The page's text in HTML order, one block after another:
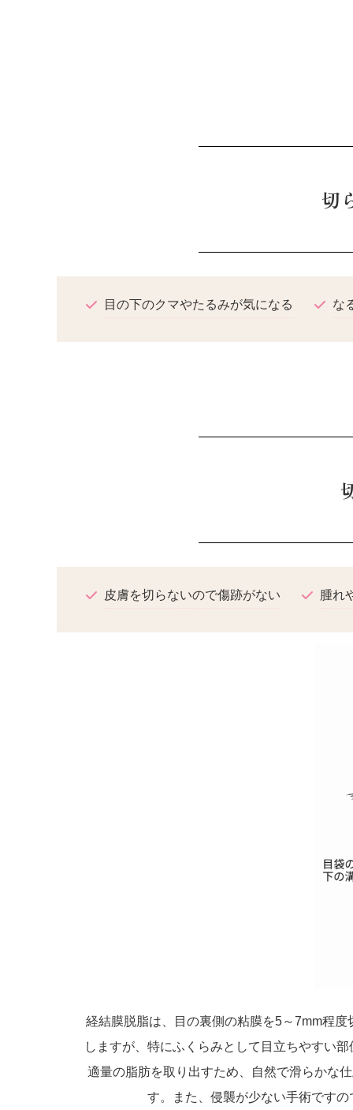
切
目の下のクマやたるみが気になる な
皮膚を切らないので傷跡がない 腫れ
経結膜脱脂は、目の裏側の粘膜を5～7mm程
しますが、特にふくらみとして目立ちやすい
適量の脂肪を取り出すため、自然で滑らかな
す。また、侵襲が少ない手術です